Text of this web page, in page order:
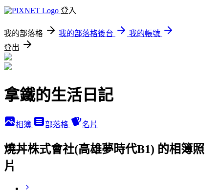
登入
我的部落格 我的部落格後台
我的帳號
登出
拿鐵的生活日記
相簿 部落格 名片
燒丼株式會社(高雄夢時代B1) 的相簿照
片